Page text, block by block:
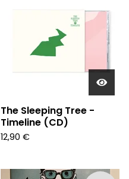
The Sleeping Tree -
Timeline (CD)
12,90 €